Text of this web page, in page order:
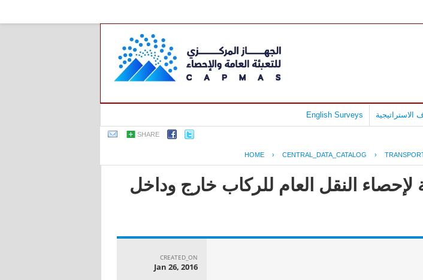
الاستراتيجية English Surveys
SHARE
HOME › CENTRAL_DATA_CATALOG ›
النقل العام للركاب خارج وداخل
CREATED_ON
Jan 26, 2016